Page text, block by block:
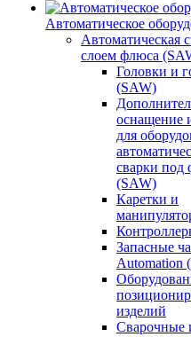
Автоматическое
Автоматическая
слоем флюса
Головки и
(SAW)
оснащение
для
сварки под
(SAW)
Каретки и
Запасные
Automation
изделий
Сварочные